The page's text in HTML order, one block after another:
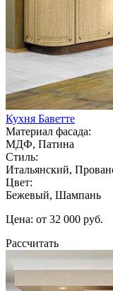
Кухня Баветте
Материал фасада:
МДФ, Патина
Стиль:
Итальянский,
Цвет:
Бежевый, Шампань
Цена: от 32 000 руб.
Рассчитать